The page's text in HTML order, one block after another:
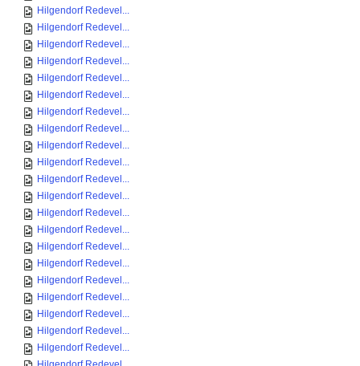
Hilgendorf Redevel...
Hilgendorf Redevel...
Hilgendorf Redevel...
Hilgendorf Redevel...
Hilgendorf Redevel...
Hilgendorf Redevel...
Hilgendorf Redevel...
Hilgendorf Redevel...
Hilgendorf Redevel...
Hilgendorf Redevel...
Hilgendorf Redevel...
Hilgendorf Redevel...
Hilgendorf Redevel...
Hilgendorf Redevel...
Hilgendorf Redevel...
Hilgendorf Redevel...
Hilgendorf Redevel...
Hilgendorf Redevel...
Hilgendorf Redevel...
Hilgendorf Redevel...
Hilgendorf Redevel...